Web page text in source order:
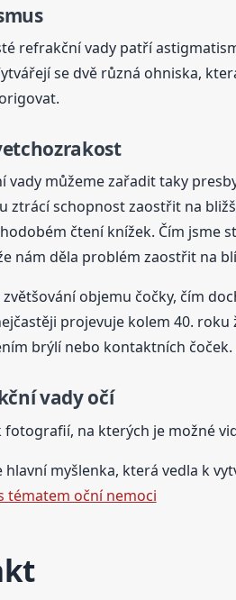
refrakční vady patří
se dvě různá ohniska,
vady můžeme zařadit taky
ztrácí schopnost zaostřit na
čtení knížek. Čím jsme
nám děla problém zaostřit na
zvětšování objemu čočky, čím
projevuje kolem 40.
brýlí nebo kontaktních čoček.
vady očí
fotografií, na kterých je možné
hlavní myšlenka, která vedla k
tématem oční nemoci